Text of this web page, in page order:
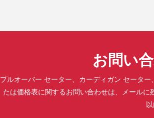
お問い
プルオーバー セーター、カーディガン セーター
たは価格表に関するお問い合わせは、メールに